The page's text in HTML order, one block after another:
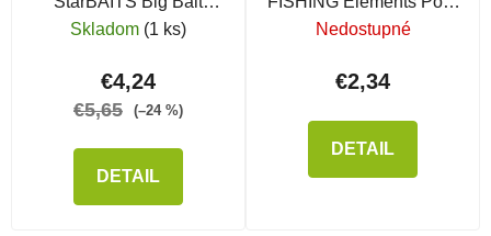
Stopper
Skladom (1 ks)
€4,24
€5,65 (–24 %)
DETAIL
Up Pegs Clear na
Nedostupné
€2,34
DETAIL